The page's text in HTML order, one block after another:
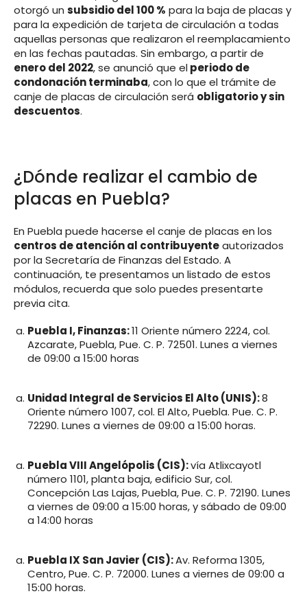
otorgó un subsidio del 100 % para la baja de placas y
para la expedición de tarjeta de circulación a todas
aquellas personas que realizaron el reemplacamiento
en las fechas pautadas. Sin embargo, a partir de
enero del 2022, se anunció que elperiodo de
condonación terminaba, con lo que el trámite de
canje de placas de circulación será obligatorio y sin
descuentos.
¿Dónde realizar el cambio de
placas en Puebla?
En Puebla puede hacerse el canje de placas en los
centros de atención al contribuyenteautorizados
por la Secretaría de Finanzas del Estado. A
continuación, te presentamos un listado de estos
módulos, recuerda que solo puedes presentarte
previa cita.
Puebla I, Finanzas:11 Oriente número 2224, col.
Azcarate, Puebla, Pue. C. P. 72501. Lunes a viernes
de 09:00 a 15:00 horas
Unidad Integral de Servicios El Alto (UNIS):8
Oriente número 1007, col. El Alto, Puebla. Pue. C. P.
72290. Lunes a viernes de 09:00 a 15:00 horas.
Puebla VIII Angelópolis (CIS):vía Atlixcayotl
número 1101, planta baja, edificio Sur, col.
Concepción Las Lajas, Puebla, Pue. C. P. 72190. Lunes
a viernes de 09:00 a 15:00 horas, y sábado de 09:00
a 14:00 horas
Puebla IX San Javier (CIS):Av. Reforma 1305,
Centro, Pue. C. P. 72000. Lunes a viernes de 09:00 a
15:00 horas.